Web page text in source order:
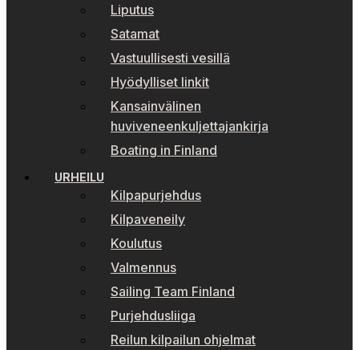
Liputus
Satamat
Vastuullisesti vesillä
Hyödylliset linkit
Kansainvälinen
huviveneenkuljettajankirja
Boating in Finland
URHEILU
Kilpapurjehdus
Kilpaveneily
Koulutus
Valmennus
Sailing Team Finland
Purjehdusliiga
Reilun kilpailun ohjelmat